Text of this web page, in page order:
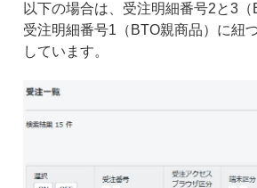
以下の場合は、受注明細番号2と3（
受注明細番号1（BTO親商品）に紐
しています。